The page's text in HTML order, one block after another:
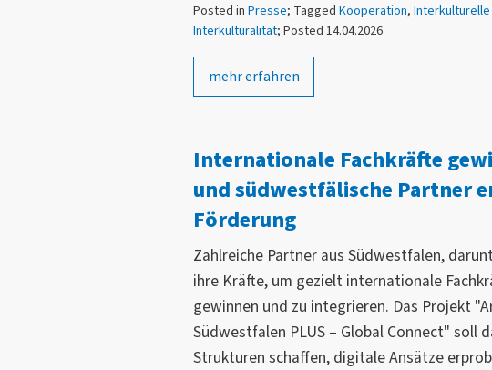
Posted in Presse; Tagged Kooperation,
Interkulturalität; Posted 14.04.2026
mehr erfahren
Internationale Fachkräfte
und südwestfälische Partner
Förderung
Zahlreiche Partner aus Südwestfalen,
ihre Kräfte, um gezielt internationale
gewinnen und zu integrieren. Das Projekt
Südwestfalen PLUS – Global Connect" soll
Strukturen schaffen, digitale Ansätze